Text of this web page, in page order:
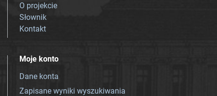
O projekcie
Słownik
Kontakt
Moje konto
Dane konta
Zapisane wyniki wyszukiwania